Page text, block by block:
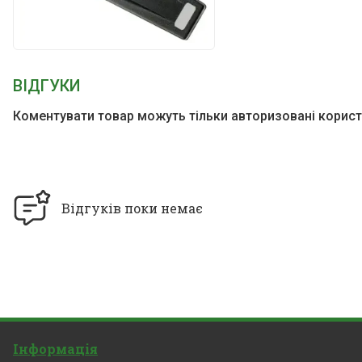
ВІДГУКИ
Коментувати товар можуть тільки авторизовані
Відгуків поки немає
Інформація